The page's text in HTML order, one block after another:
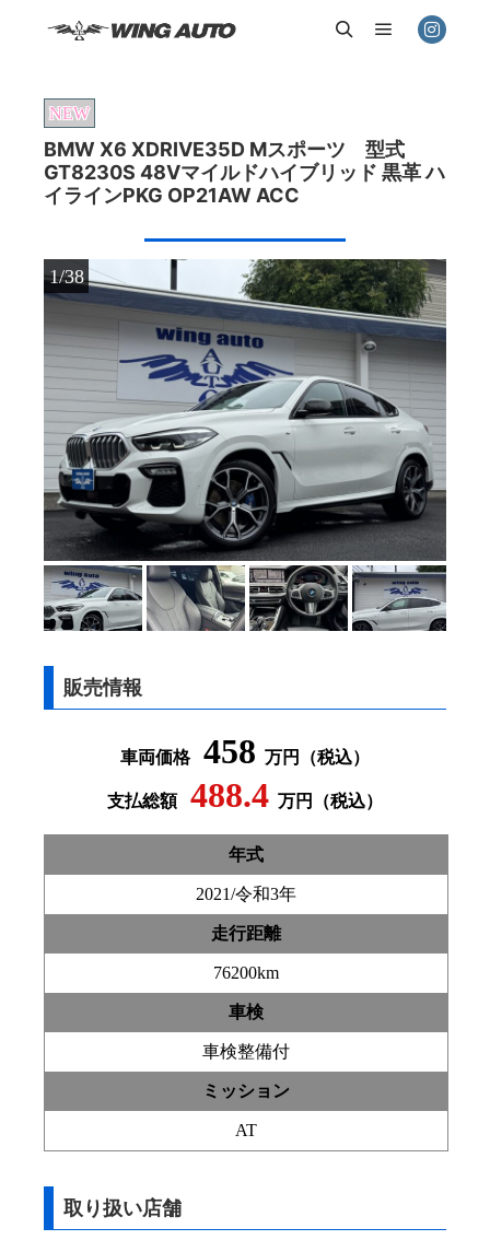
NEW
BMW X6 XDRIVE35D Mスポーツ 型式
GT8230S 48Vマイルドハイブリッド 黒革 ハ
イラインPKG OP21AW ACC
1/38
販売情報
車両価格 458 万円（税込）
支払総額 488.4 万円（税込）
年式
2021/令和3年
走行距離
76200km
車検
車検整備付
ミッション
AT
取り扱い店舗